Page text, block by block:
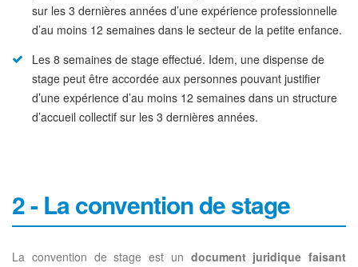
sur les 3 dernières années d’une expérience professionnelle
d’au moins 12 semaines dans le secteur de la petite enfance.
Les 8 semaines de stage effectué. Idem, une dispense de
stage peut être accordée aux personnes pouvant justifier
d’une expérience d’au moins 12 semaines dans un structure
d’accueil collectif sur les 3 dernières années.
2 - La convention de stage
La convention de stage est un document juridique faisant